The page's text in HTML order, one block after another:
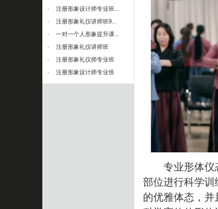
·
注册形象设计师专业班...
·
注册形象礼仪讲师班9...
·
一对一个人形象提升课...
·
注册形象礼仪讲师班
·
注册形象礼仪师专业班
·
注册形象设计师专业班
专业形体仪态
部位进行科学
的优雅体态，